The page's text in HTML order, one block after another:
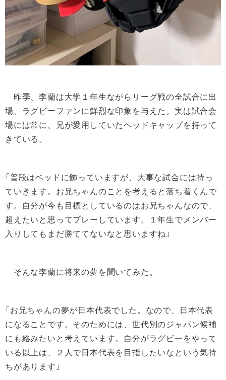
昨季、李蘭は大学１年生ながらリーグ戦の全試合に出
場。ラグビーファンに鮮烈な印象を与えた。実は試合会
場には常に、兄が愛用していたヘッドキャップを持って
きている。
「普段はベッドに飾っていますが、大事な試合には持っ
ていきます。お兄ちゃんのことを考えると落ち着くんで
す。自分が今も目標としているのはお兄ちゃんなので、
超えたいと思ってプレーしています。１年生でメンバー
入りしてもまだ勝ててないなと思いますね」
そんな李蘭に将来の夢を聞いてみた。
「お兄ちゃんの夢が日本代表でした。なので、日本代表
になることです。そのためには、世代別のジャパン候補
にも絡みたいと考えています。自分がラグビーをやって
いる以上は、２人で日本代表を目指したいなという気持
ちがあります」